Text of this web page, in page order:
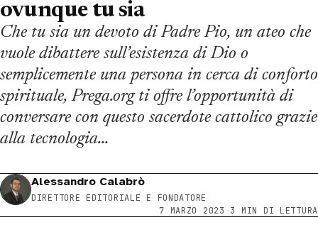
ovunque tu sia
Che tu sia un devoto di Padre Pio, un ateo che
vuole dibattere sull’esistenza di Dio o
semplicemente una persona in cerca di conforto
spirituale, Prega.org ti offre l’opportunità di
conversare con questo sacerdote cattolico grazie
alla tecnologia…
Alessandro Calabrò
DIRETTORE EDITORIALE E FONDATORE
7 MARZO 2023 ·3 MIN DI LETTURA